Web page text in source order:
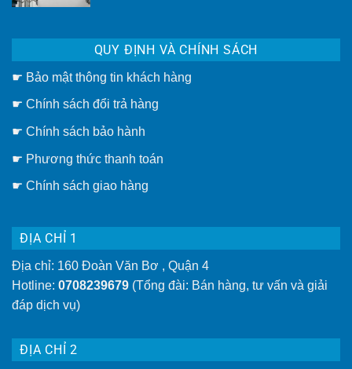
tín
–
Giá
rẻ]
Giàn
phơi
thông
gắn
hay
giàn
thông
minh
tường
lợi
hơn
QUY ĐỊNH VÀ CHÍNH SÁCH
☛ Bảo mật thông tin khách hàng
☛ Chính sách đổi trả hàng
☛ Chính sách bảo hành
☛ Phương thức thanh toán
☛ Chính sách giao hàng
ĐỊA CHỈ 1
Địa chỉ: 160 Đoàn Văn Bơ , Quận 4
Hotline: 0708239679 (Tổng đài: Bán hàng, tư vấn và giải
đáp dịch vụ)
ĐỊA CHỈ 2